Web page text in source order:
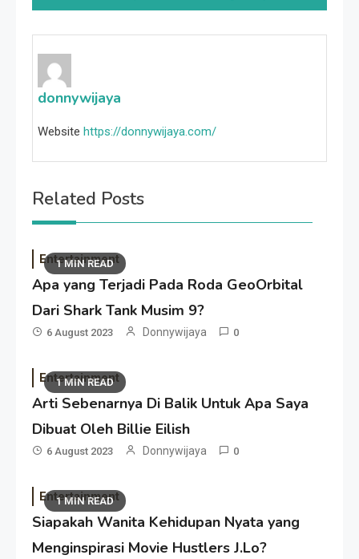
donnywijaya
Website https://donnywijaya.com/
Related Posts
1 MIN READ
Entertainment
Apa yang Terjadi Pada Roda GeoOrbital
Dari Shark Tank Musim 9?
6 August 2023 Donnywijaya 0
1 MIN READ
Entertainment
Arti Sebenarnya Di Balik Untuk Apa Saya
Dibuat Oleh Billie Eilish
6 August 2023 Donnywijaya 0
1 MIN READ
Entertainment
Siapakah Wanita Kehidupan Nyata yang
Menginspirasi Movie Hustlers J.Lo?